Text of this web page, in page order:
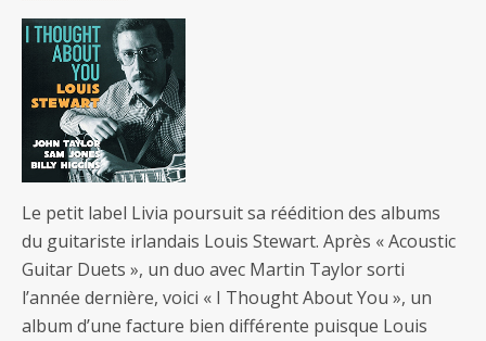
Le petit label Livia poursuit sa réédition des albums
du guitariste irlandais Louis Stewart. Après « Acoustic
Guitar Duets », un duo avec Martin Taylor sorti
l’année dernière, voici « I Thought About You », un
album d’une facture bien différente puisque Louis